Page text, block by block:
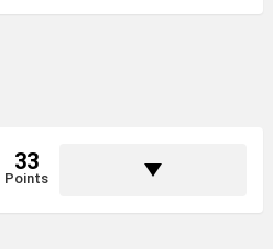
33
Points